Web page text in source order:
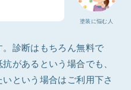
塗装に悩む人
診断はもちろん無料で
があるという場合でも、
という場合はご利用下さ